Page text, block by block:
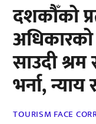
दशकौँको
साउदी श्रम
भर्ना,
TOURISM FACE